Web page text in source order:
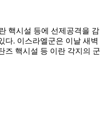
핵시설 등에 선제공격을 감
다. 이스라엘군은 이날 새벽
즈 핵시설 등 이란 각지의 군